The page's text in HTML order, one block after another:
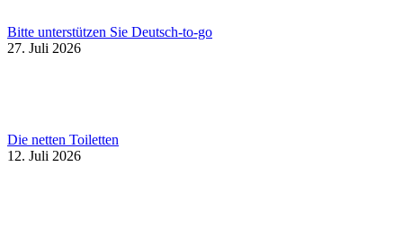
Bitte unterstützen Sie Deutsch-to-go
27. Juli 2026
Die netten Toiletten
12. Juli 2026